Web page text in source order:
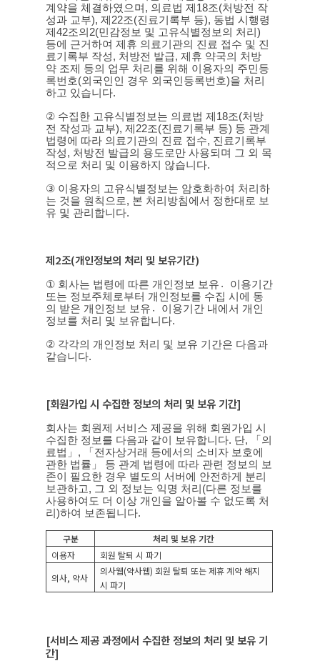
계약을 체결하였으며 , 의료법 제 18조(처방전 작
성과 교부),제 22조(진료기록부 등), 동법 시행령
제42조의 2(민감정보 및 고유식별정보의 처리)
등에 근거하여 제휴 의료기관의 진료 접수 및 진
료기록부 작성, 처방전 발급,제휴 약국의 처방
약 조제 등의 업무 처리를 위해 이용자의 주민등
록번호(외국인인 경우 외국인등록번호)을 처리
하고 있습니다.
② 수집한 고유식별정보는 의료법 제 18조(처방
전 작성과 교부),제 22조(진료기록부 등) 등 관계
법령에 따라 의료기관의 진료 접수, 진료기록부
작성, 처방전 발급의 용도로만 사용되며 그 외 목
적으로 처리 및 이용하지 않습니다.
③ 이용자의 고유식별정보는 암호화하여 처리하
는 것을 원칙으로, 본 처리방침에서 정한대로 보
유 및 관리합니다.
제2조(개인정보의 처리 및 보유기간)
① 회사는 법령에 따른 개인정보 보유이〮용기간
또는 정보주체로부터 개인정보를 수집 시에 동
의 받은 개인정보 보유이〮용기간 내에서 개인
정보를 처리 및 보유합니다.
② 각각의 개인정보 처리 및 보유 기간은 다음과
같습니다.
[회원가입 시 수집한 정보의 처리 및 보유 기간]
회사는 회원제 서비스 제공을 위해 회원가입 시
수집한 정보를 다음과 같이 보유합니다. 단,
「의
료법」 ,
「전자상거래 등에서의 소비자 보호에
관한 법률」 등 관계 법령에 따라 관련 정보의 보
존이 필요한 경우 별도의 서버에 안전하게 분리
보관하고, 그 외 정보는 익명 처리 (다른 정보를
사용하여도 더 이상 개인을 알아볼 수 없도록 처
리)하여 보존됩니다.
구분
처리 및 보유 기간
이용자
회원 탈퇴 시 파기
의사, 약사
의사웹(약사웹)회원 탈퇴 또는 제휴 계약 해지
시 파기
[서비스 제공 과정에서 수집한 정보의 처리 및 보유 기
간]